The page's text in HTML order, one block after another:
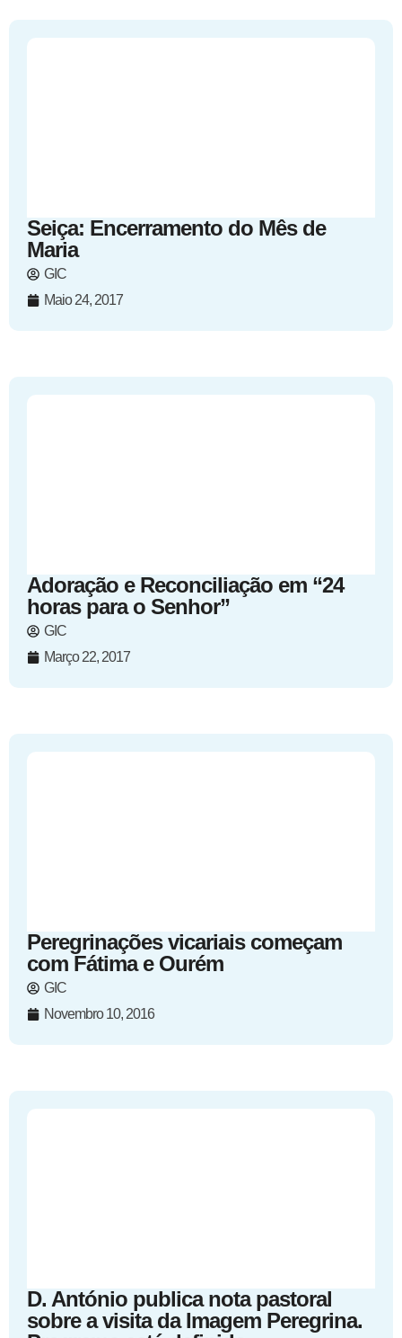
Seiça: Encerramento do Mês de
Maria
GIC
Maio 24, 2017
Adoração e Reconciliação em “24
horas para o Senhor”
GIC
Março 22, 2017
Peregrinações vicariais começam
com Fátima e Ourém
GIC
Novembro 10, 2016
D. António publica nota pastoral
sobre a visita da Imagem Peregrina.